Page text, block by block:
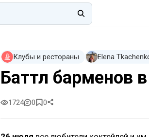
Клубы и рестораны Elena
Баттл барменов
1724 0 0